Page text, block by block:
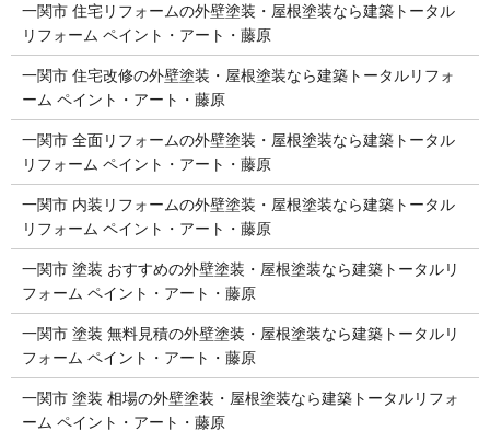
一関市 住宅リフォームの外壁塗装・屋根塗装なら建築トータル
リフォーム ペイント・アート・藤原
一関市 住宅改修の外壁塗装・屋根塗装なら建築トータルリフォ
ーム ペイント・アート・藤原
一関市 全面リフォームの外壁塗装・屋根塗装なら建築トータル
リフォーム ペイント・アート・藤原
一関市 内装リフォームの外壁塗装・屋根塗装なら建築トータル
リフォーム ペイント・アート・藤原
一関市 塗装 おすすめの外壁塗装・屋根塗装なら建築トータルリ
フォーム ペイント・アート・藤原
一関市 塗装 無料見積の外壁塗装・屋根塗装なら建築トータルリ
フォーム ペイント・アート・藤原
一関市 塗装 相場の外壁塗装・屋根塗装なら建築トータルリフォ
ーム ペイント・アート・藤原